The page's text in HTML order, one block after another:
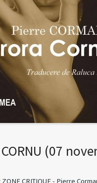
CORNU (07
ZONE CRITIQUE - Pierre